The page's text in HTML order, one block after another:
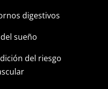
digestivos
sueño
del riesgo